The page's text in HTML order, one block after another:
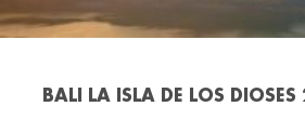
BALI LA ISLA DE LOS